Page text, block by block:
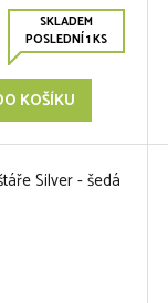
SKLADEM
POSLEDNÍ 1 KS
KOŠÍKU